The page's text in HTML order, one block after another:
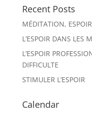
Recent Posts
MÉDITATION,
L’ESPOIR DANS LES
L’ESPOIR
DIFFICULTE
STIMULER L’ESPOIR
Calendar